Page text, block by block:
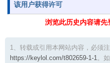
该用户获得许可
浏览此历史内容请
1、转载或引用本网站内容，必须注
https://keylol.com/t802659-1-1。